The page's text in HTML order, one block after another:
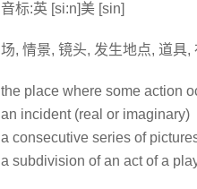
音标:英 [si:n]美 [sin]
场, 情景, 镜头, 发生地点, 道具,
the place where some action
an incident (real or imaginary)
a consecutive series of
a subdivision of an act of a